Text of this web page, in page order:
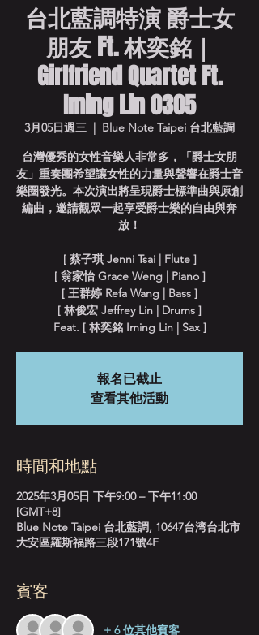
台北藍調特演 爵士女
朋友 Ft. 林奕銘｜
Girlfriend Quartet Ft.
Iming Lin 0305
3月05日週三
  |
Blue Note Taipei 台北藍調
台灣優秀的女性音樂人非常多，「爵士女朋
友」重奏團希望讓女性的力量與聲響在爵士音
樂圈發光。本次演出將呈現爵士標準曲與原創
編曲，邀請觀眾一起享受爵士樂的自由與奔
放！
[ 蔡子琪 Jenni Tsai | Flute ]
[ 翁家怡 Grace Weng | Piano ]
[ 王群婷 Refa Wang | Bass ]
[ 林俊宏 Jeffrey Lin | Drums ]
Feat. [ 林奕銘 Iming Lin | Sax ]
報名已截止
查看其他活動
時間和地點
2025年3月05日 下午9:00 – 下午11:00
[GMT+8]
Blue Note Taipei 台北藍調, 10647台湾台北市
大安區羅斯福路三段171號4F
賓客
+ 6 位其他賓客